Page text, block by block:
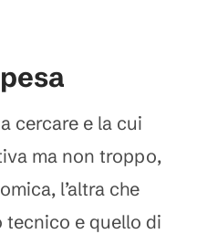
cercare e la cui
ma non troppo,
l’altra che
tecnico e quello di